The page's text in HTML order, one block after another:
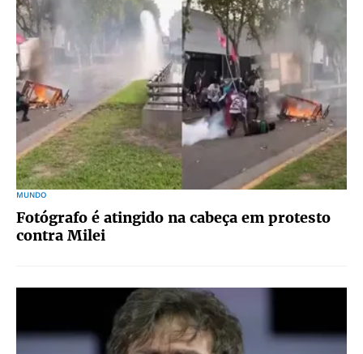
MUNDO
Fotógrafo é atingido na cabeça em protesto
contra Milei